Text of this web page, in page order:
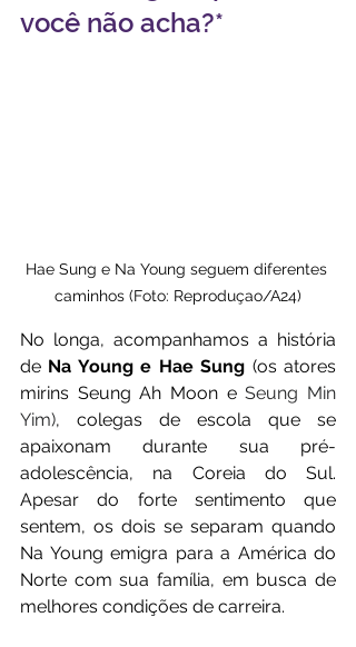
você não acha?*
Hae Sung e Na Young seguem diferentes
caminhos (Foto: Reproduçao/A24)
No longa, acompanhamos a história
de Na Young e Hae Sung (os atores
mirins Seung Ah Moon e Seung Min
Yim), colegas de escola que se
apaixonam durante sua pré-
adolescência, na Coreia do Sul.
Apesar do forte sentimento que
sentem, os dois se separam quando
Na Young emigra para a América do
Norte com sua família, em busca de
melhores condições de carreira.